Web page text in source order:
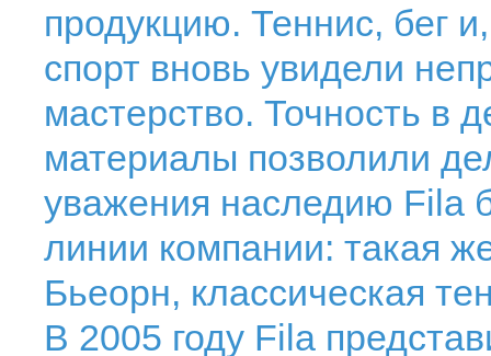
продукцию. Теннис, бег
спорт вновь увидели
мастерство. Точность в
материалы позволили
уважения наследию Fila
линии компании: такая
Бьеорн, классическая
В 2005 году Fila